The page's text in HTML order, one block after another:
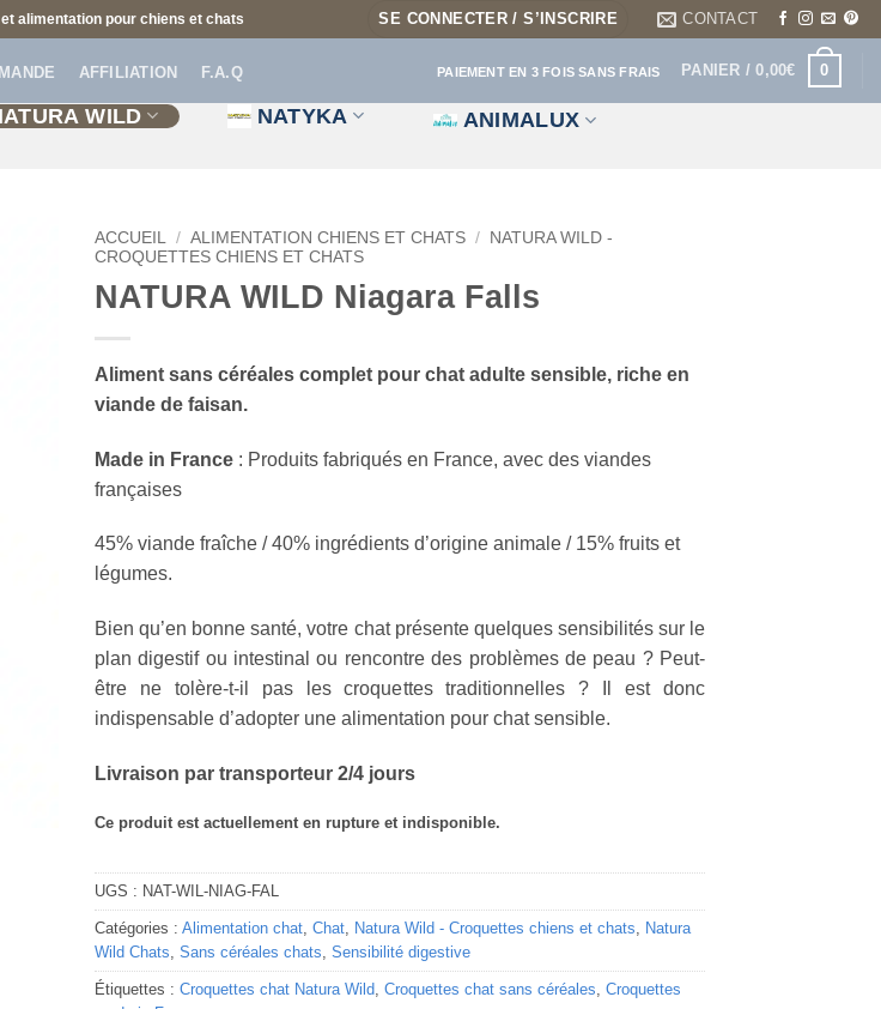
alimentation pour chiens et chats SE CONNECTER / S’INSCRIRE CONTACT
AFFILIATION F.A.Q PAIEMENT EN 3 FOIS SANS FRAIS PANIER /0,00€ 0
WILD NATYKA
ANIMALUX
ACCUEIL / ALIMENTATION CHIENS ET CHATS /
NATURA WILD -
CROQUETTES CHIENS ET CHATS
NATURA WILD Niagara Falls
Aliment sans céréales complet pour chat adulte sensible, riche en
viande de faisan.
Made in France : Produits fabriqués en France, avec des viandes
françaises
45% viande fraîche / 40% ingrédients d’origine animale / 15% fruits et
légumes.
Bien qu’en bonne santé, votre chat présente quelques sensibilités sur le
plan digestif ou intestinal ou rencontre des problèmes de peau ? Peut-
être ne tolère-t-il pas les croquettes traditionnelles ? Il est donc
indispensable d’adopter une alimentation pour chat sensible.
Livraison par transporteur 2/4 jours
Ce produit est actuellement en rupture et indisponible.
Alternative:
UGS : NAT-WIL-NIAG-FAL
Catégories : Alimentation chat, Chat, Natura Wild - Croquettes chiens et chats, Natura
Wild Chats, Sans céréales chats, Sensibilité digestive
Étiquettes : Croquettes chat Natura Wild, Croquettes chat sans céréales, Croquettes